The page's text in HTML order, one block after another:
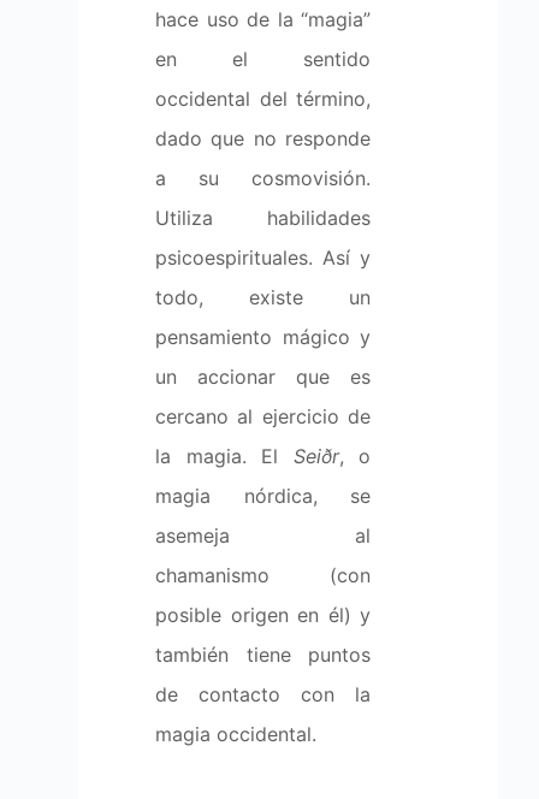
hace uso de la “magia”
en el sentido
occidental del término,
dado que no responde
a su cosmovisión.
Utiliza habilidades
psicoespirituales. Así y
todo, existe un
pensamiento mágico y
un accionar que es
cercano al ejercicio de
la magia. El Seiðr, o
magia nórdica, se
asemeja al
chamanismo (con
posible origen en él) y
también tiene puntos
de contacto con la
magia occidental.